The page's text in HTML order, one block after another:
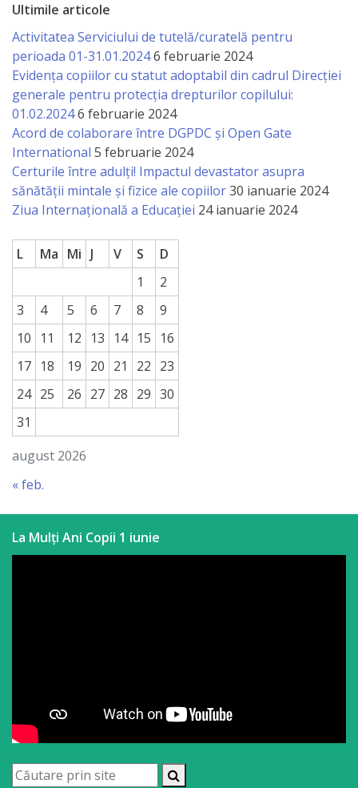
Versiunea
veche
a
paginii
web
Contacte
Ultimile articole
Activitatea Serviciului de tutelă/curatelă pentru
perioada 01-31.01.20246 februarie 2024
Evidența copiilor cu statut adoptabil din cadrul Direcției
generale pentru protecția drepturilor copilului:
01.02.20246 februarie 2024
Acord de colaborare între DGPDC și Open Gate
International 5 februarie 2024
Certurile între adulți! Impactul devastator asupra
sănătății mintale și fizice ale copiilor30 ianuarie 2024
Ziua Internațională a Educației 24 ianuarie 2024
august 2026
L Ma Mi J V S
D
1
2
3
4 5 6 7 8
9
10
11 12 13 14 15
16
17 18 19 20 21 22 23
24 25 26 27 28 29 30
31
« feb.
La Mulți Ani Copii 1 iunie